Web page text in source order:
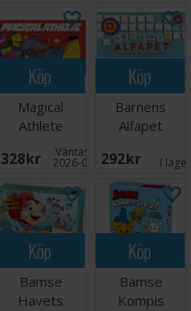
5
Köp
Magical
Athlete
Brädspel
328 SEK Väntas in:
2026-09-30
Köp
Barnens
Alfapet
292 SEK I
Köp
Bamse
Havets
Köp
Bamse
Kompis